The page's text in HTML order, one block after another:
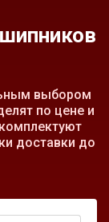
выбором
по цене и
доставки до